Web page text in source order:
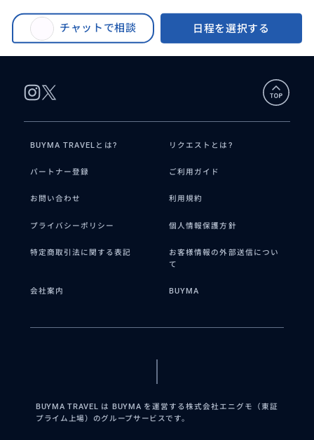
ートガイド・車両代別途）
チャットで相談 日程を選択する
【ピエンツァ】オルチャ渓谷の絶景！極上チーズ工房と憧れのピエンツァ訪
問（終日日本語プライベートガイド・車両代別途）
BUYMA TRAVELとは? リクエストとは?
パートナー登録 ご利用ガイド
お問い合わせ 利用規約
プライバシーポリシー 個人情報保護方針
特定商取引法に関する表記
お客様情報の外部送信につい
て
会社案内 BUYMA
BUYMA TRAVEL は BUYMA を運営する株式会社エニグモ（東証
プライム上場）のグループサービスです。